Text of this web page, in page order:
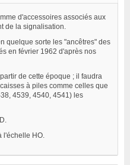
d'accessoires associés aux
de la signalisation.
quelque sorte les "ancêtres" des
en février 1962 d'après nos
de cette époque ; il faudra
à piles comme celles que
4539, 4540, 4541) les
l'échelle HO.